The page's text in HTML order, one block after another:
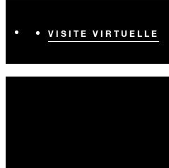
VISITE VIRTUELLE